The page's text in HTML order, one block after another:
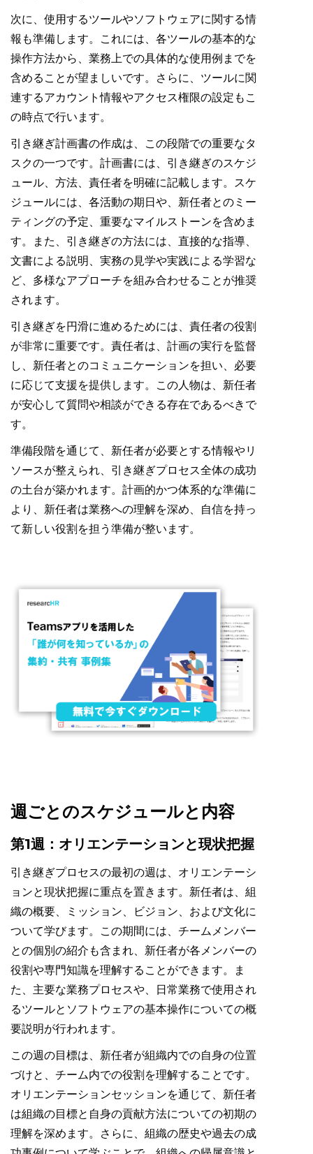
次に、使用するツールやソフトウェアに関する情
報も準備します。これには、各ツールの基本的な
操作方法から、業務上での具体的な使用例までを
含めることが望ましいです。さらに、ツールに関
連するアカウント情報やアクセス権限の設定もこ
の時点で行います。
引き継ぎ計画書の作成は、この段階での重要なタ
スクの一つです。計画書には、引き継ぎのスケジ
ュール、方法、責任者を明確に記載します。スケ
ジュールには、各活動の期日や、新任者とのミー
ティングの予定、重要なマイルストーンを含めま
す。また、引き継ぎの方法には、直接的な指導、
文書による説明、実務の見学や実践による学習な
ど、多様なアプローチを組み合わせることが推奨
されます。
引き継ぎを円滑に進めるためには、責任者の役割
が非常に重要です。責任者は、計画の実行を監督
し、新任者とのコミュニケーションを担い、必要
に応じて支援を提供します。この人物は、新任者
が安心して質問や相談ができる存在であるべきで
す。
準備段階を通じて、新任者が必要とする情報やリ
ソースが整えられ、引き継ぎプロセス全体の成功
の土台が築かれます。計画的かつ体系的な準備に
より、新任者は業務への理解を深め、自信を持っ
て新しい役割を担う準備が整います。
週ごとのスケジュールと内容
第1週：オリエンテーションと現状把握
引き継ぎプロセスの最初の週は、オリエンテーシ
ョンと現状把握に重点を置きます。新任者は、組
織の概要、ミッション、ビジョン、および文化に
ついて学びます。この期間には、チームメンバー
との個別の紹介も含まれ、新任者が各メンバーの
役割や専門知識を理解することができます。ま
た、主要な業務プロセスや、日常業務で使用され
るツールとソフトウェアの基本操作についての概
要説明が行われます。
この週の目標は、新任者が組織内での自身の位置
づけと、チーム内での役割を理解することです。
オリエンテーションセッションを通じて、新任者
は組織の目標と自身の貢献方法についての初期の
理解を深めます。さらに、組織の歴史や過去の成